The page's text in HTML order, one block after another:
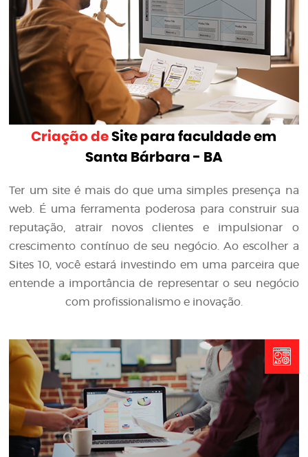
Criação de Site para faculdade em
Santa Bárbara - BA
Ter um site é mais do que uma simples presença na
web. É uma ferramenta poderosa para construir sua
reputação, atrair novos clientes e impulsionar o
crescimento contínuo de seu negócio. Ao escolher a
Sites 10, você estará investindo em uma parceira que
entende a importância de representar o seu negócio
com profissionalismo e inovação.